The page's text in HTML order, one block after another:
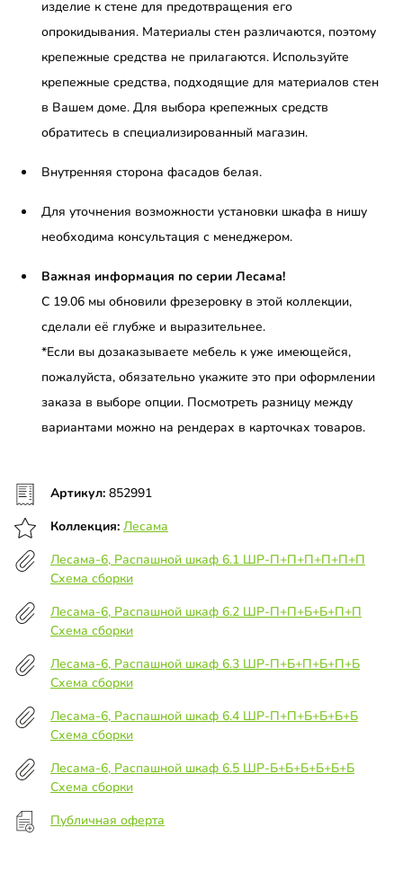
изделие к стене для предотвращения его
опрокидывания. Материалы стен различаются, поэтому
крепежные средства не прилагаются. Используйте
крепежные средства, подходящие для материалов стен
в Вашем доме. Для выбора крепежных средств
обратитесь в специализированный магазин.
Внутренняя сторона фасадов белая.
Для уточнения возможности установки шкафа в нишу
необходима консультация с менеджером.
Важная информация по серии Лесама!
С 19.06 мы обновили фрезеровку в этой коллекции,
сделали её глубже и выразительнее.
*Если вы дозаказываете мебель к уже имеющейся,
пожалуйста, обязательно укажите это при оформлении
заказа в выборе опции. Посмотреть разницу между
вариантами можно на рендерах в карточках товаров.
Артикул: 852991
Коллекция: Лесама
Лесама-6, Распашной шкаф 6.1 ШР-П+П+П+П+П+П
Схема сборки
Лесама-6, Распашной шкаф 6.2 ШР-П+П+Б+Б+П+П
Схема сборки
Лесама-6, Распашной шкаф 6.3 ШР-П+Б+П+Б+П+Б
Схема сборки
Лесама-6, Распашной шкаф 6.4 ШР-П+П+Б+Б+Б+Б
Схема сборки
Лесама-6, Распашной шкаф 6.5 ШР-Б+Б+Б+Б+Б+Б
Схема сборки
Публичная оферта